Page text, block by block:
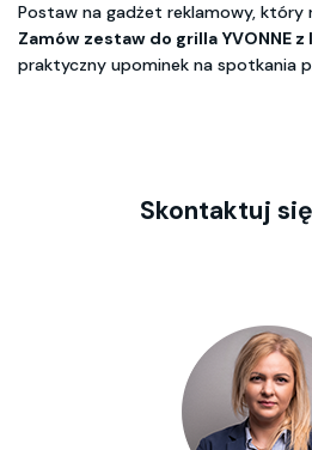
Postaw na gadżet reklamowy, który
Zamów zestaw do grilla YVONNE z
praktyczny upominek na spotkania
Skontaktuj